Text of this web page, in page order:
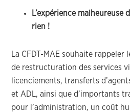
L’expérience malheureuse
rien !
La CFDT-MAE souhaite
de restructuration des services
licenciements, transferts
et ADL, ainsi que d’importants
pour l’administration, un coût